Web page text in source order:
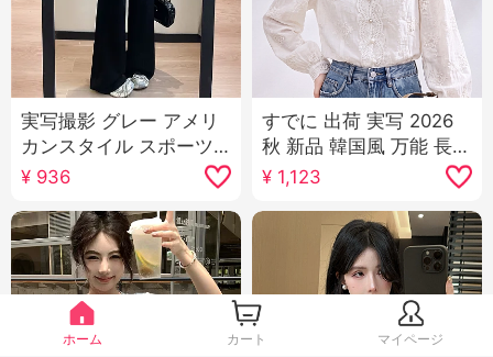
実写撮影 グレー アメリ
カンスタイル スポーツ
パンツ 女性 2025 夏 新
品 ハイウエスト スリム
効果 ストレート リラッ
クス 感 カジュアル ワイ
ドパンツ
¥ 936
すでに 出荷 実写 2026
秋 新品 韓国風 万能 長袖
カジュアル シャツ レデ
¥ 1,123
ホーム カート マイページ